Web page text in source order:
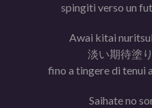
spingiti verso un
Awai kitai
淡い期待塗
fino a tingere di tenui
Saihate no